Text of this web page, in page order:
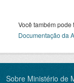
Você também pode
Documentação da
Sobre Ministério de